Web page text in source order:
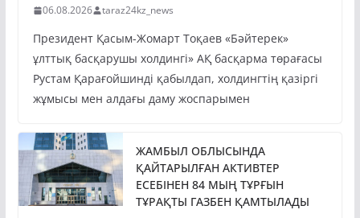
06.08.2026 taraz24kz_news
Президент Қасым-Жомарт Тоқаев «Бәйтерек»
ұлттық басқарушы холдингі» АҚ басқарма төрағасы
Рустам Қарағойшинді қабылдап, холдингтің қазіргі
жұмысы мен алдағы даму жоспарымен
ЖАМБЫЛ ОБЛЫСЫНДА
ҚАЙТАРЫЛҒАН АКТИВТЕР
ЕСЕБІНЕН 84 МЫҢ ТҰРҒЫН
ТҰРАҚТЫ ГАЗБЕН ҚАМТЫЛАДЫ